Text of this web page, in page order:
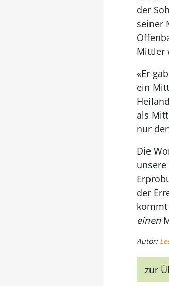
der
seiner
Mittler
«Er
ein
als
nur
Die
der
einen
Autor:
zur